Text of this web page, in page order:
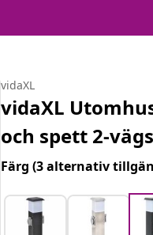
vidaXL
vidaXL
och spett 2-
Färg(3 alternativ